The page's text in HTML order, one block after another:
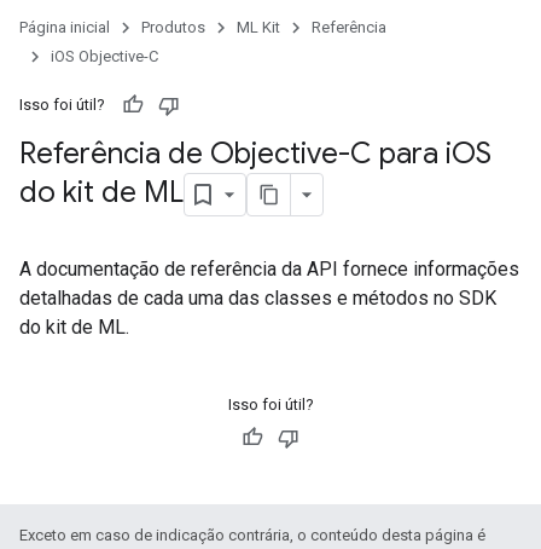
Página inicial Produtos ML Kit
Referência
iOS Objective-C
Isso foi útil?
Referência de Objective-C para iOS
do kit de ML
A documentação de referência da API fornece informações
detalhadas de cada uma das classes e métodos no SDK
do kit de ML.
Isso foi útil?
Exceto em caso de indicação contrária, o conteúdo desta página é